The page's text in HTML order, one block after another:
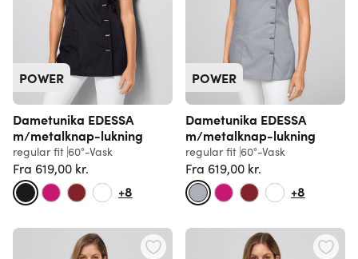
POWER
Dametunika EDESSA
m/metalknap-lukning
regular fit 60°-Vask
Fra 619,00 kr.
+8
POWER
Dametunika EDESSA
m/metalknap-lukning
regular fit 60°-Vask
Fra 619,00 kr.
+8